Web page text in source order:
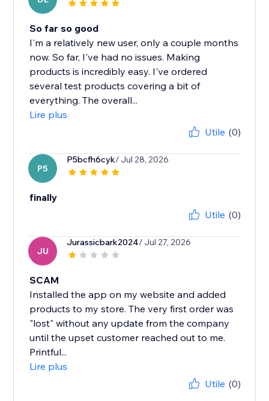
So far so good
I'm a relatively new user, only a couple months
now. So far, I've had no issues. Making
products is incredibly easy. I've ordered
several test products covering a bit of
everything. The overall...
Lire plus
Utile (0)
P5
P5bcfh6cyk/ Jul 28, 2026
finally
Utile (0)
JU
Jurassicbark2024/ Jul 27, 2026
SCAM
Installed the app on my website and added
products to my store. The very first order was
"lost" without any update from the company
until the upset customer reached out to me.
Printful...
Lire plus
Utile (0)